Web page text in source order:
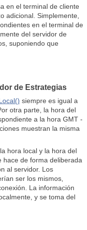
en el terminal de cliente
adicional. Simplemente,
en el terminal de
del servidor de
suponiendo que
de Estrategias
siempre es igual a
otra parte, la hora del
a la hora GMT -
muestran la misma
hora local y la hora del
hace de forma deliberada
al servidor. Los
ser los mismos,
La información
y se toma del